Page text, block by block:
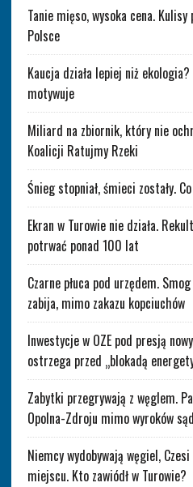
Tanie mięso, wysoka cena.
Polsce
Kaucja działa lepiej niż
motywuje
Miliard na zbiornik, który nie
Koalicji Ratujmy Rzeki
Śnieg stopniał, śmieci zostały.
Ekran w Turowie nie działa.
potrwać ponad 100 lat
Czarne płuca pod urzędem.
zabija, mimo zakazu kopciuchów
Inwestycje w OZE pod presją
ostrzega przed „blokadą
Zabytki przegrywają z węglem.
Opolna-Zdroju mimo wyroków
Niemcy wydobywają węgiel,
miejscu. Kto zawiódł w Turowie?